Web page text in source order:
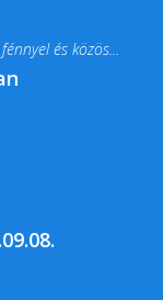
és közös...